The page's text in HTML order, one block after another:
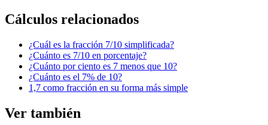
Cálculos relacionados
¿Cuál es la fracción 7/10 simplificada?
¿Cuánto es 7/10 en porcentaje?
¿Cuánto por ciento es 7 menos que 10?
¿Cuánto es el 7% de 10?
1,7 como fracción en su forma más simple
Ver también